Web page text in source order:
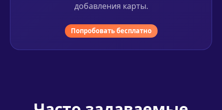
добавления карты.
Попробовать бесплатно